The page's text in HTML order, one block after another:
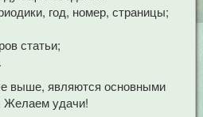
год, номер, страницы;
статьи;
выше, являются основными
Желаем удачи!